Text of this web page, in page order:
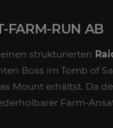
FARM-RUN AB
strukturierten
Boss im Tomb of
Mount erhältst. Da
Farm-